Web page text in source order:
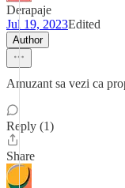
Derapaje
Jul 19, 2023Edited
Author
Amuzant sa vezi ca
Reply (1)
Share